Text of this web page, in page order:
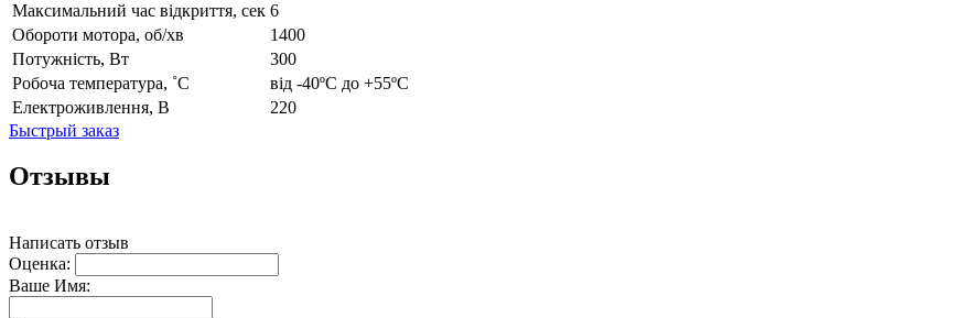
Максимальний час відкриття, сек 6
Обороти мотора, об/хв
1400
Потужність, Вт
300
Робоча температура, ˚С
від -40ºС до +55ºС
Електроживлення, В
220
Быстрый заказ
Отзывы
Написать отзыв
Оценка:
Ваше Имя: